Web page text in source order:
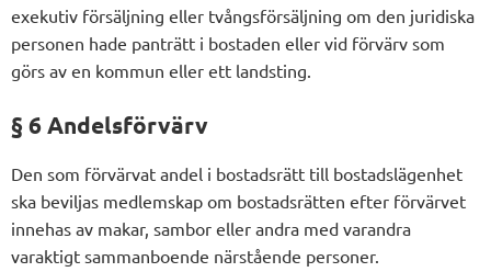
exekutiv försäljning eller tvångsförsäljning om den juridiska
personen hade panträtt i bostaden eller vid förvärv som
görs av en kommun eller ett landsting.
§ 6 Andelsförvärv
Den som förvärvat andel i bostadsrätt till bostadslägenhet
ska beviljas medlemskap om bostadsrätten efter förvärvet
innehas av makar, sambor eller andra med varandra
varaktigt sammanboende närstående personer.